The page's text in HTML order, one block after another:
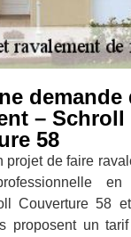
demande
– Schroll
58
projet de faire
Couverture 58
proposent un